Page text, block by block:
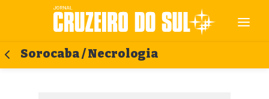
Sorocaba / Necrologia